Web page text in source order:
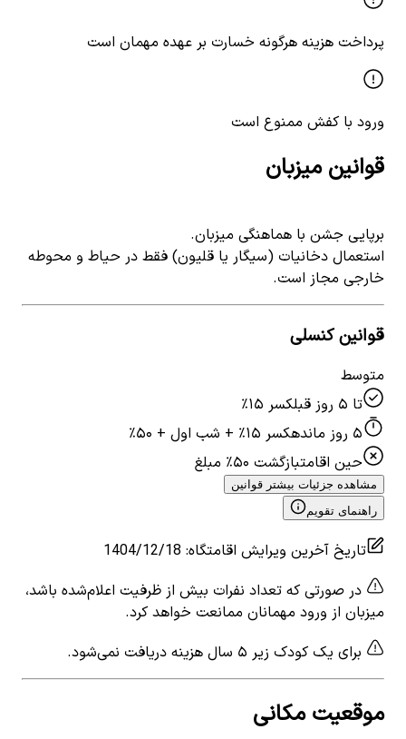
پرداخت هزینه هرگونه خسارت بر عهده مهمان است
ورود با کفش ممنوع است
قوانین میزبان
برپایی جشن با هماهنگی میزبان.
استعمال دخانیات (سیگار یا قلیون) فقط در حیاط و محوطه
خارجی مجاز است.
قوانین کنسلی
متوسط
تا ۵ روز قبل
کسر ۱۵٪
۵ روز مانده
کسر ۱۵٪ + شب اول + ۵۰٪
حین اقامتبازگشت ۵۰٪ مبلغ
مشاهده جزئیات بیشتر قوانین
راهنمای تقویم
تاریخ آخرین ویرایش اقامتگاه:
1404/12/18
در صورتی که تعداد نفرات بیش از ظرفیت اعلام‌شده باشد،
میزبان از ورود مهمانان ممانعت خواهد کرد.
برای یک کودک زیر ۵ سال هزینه دریافت نمی‌شود.
موقعیت مکانی